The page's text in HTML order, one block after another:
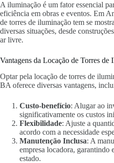
A iluminação é um fator essencial
eficiência em obras e eventos. Em
de torres de iluminação tem se
diversas situações, desde
ar livre.
Vantagens da Locação de Torres de
Optar pela locação de torres de
BA oferece diversas vantagens,
Custo-benefício: Alugar ao
significativamente os custos
Flexibilidade: Ajuste a
acordo com a necessidade
Manutenção Inclusa: A
empresa locadora, garantindo
estado.